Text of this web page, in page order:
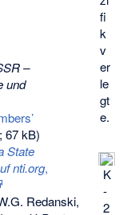
fi
k
v
er
le
gt
e.
K
-
2
–
und
67 kB)
State
nti.org,
Redanski,